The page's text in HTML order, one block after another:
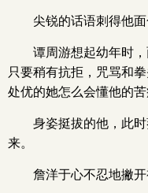
尖锐的话语刺得他
谭周游想起幼年时
只要稍有抗拒，咒骂和
处优的她怎么会懂他的
身姿挺拔的他，此
来。
詹洋于心不忍地撇